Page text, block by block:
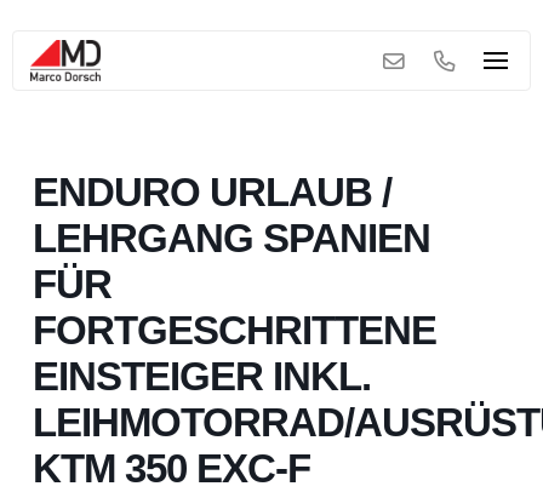
ENDURO URLAUB /
LEHRGANG SPANIEN
FÜR
FORTGESCHRITTENE
EINSTEIGER INKL.
LEIHMOTORRAD/
KTM 350 EXC-F